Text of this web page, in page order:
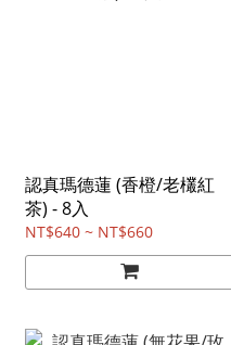
認真瑪德蓮 (香橙/老欉紅
茶) - 8入
NT$640 ~ NT$660